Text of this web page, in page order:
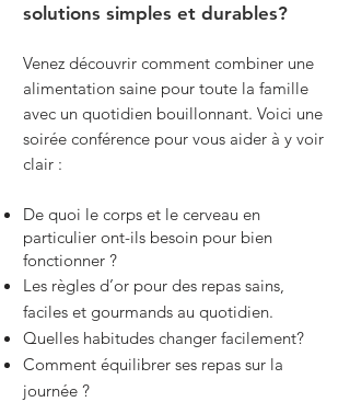
solutions simples et durables?
Venez découvrir comment combiner une
alimentation saine pour toute la famille
avec un quotidien bouillonnant. Voici une
soirée conférence pour vous aider à y voir
clair :
De quoi le corps et le cerveau en
particulier ont-ils besoin pour bien
fonctionner ?
Les règles d’or pour des repas sains,
faciles et gourmands au quotidien.
Quelles habitudes changer facilement?
Comment équilibrer ses repas sur la
journée ?